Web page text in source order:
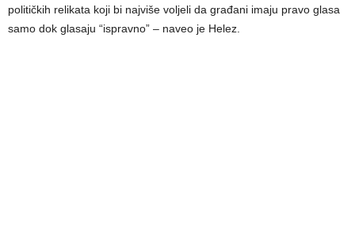
političkih relikata koji bi najviše voljeli da građani imaju pravo glasa
samo dok glasaju “ispravno” – naveo je Helez.